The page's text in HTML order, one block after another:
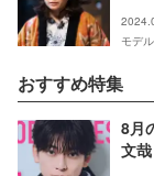
モデ
おすすめ特集
8月
文哉